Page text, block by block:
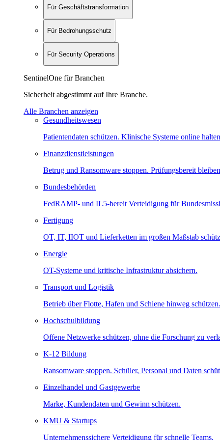
Für Geschäftstransformation
Für Bedrohungsschutz
Für Security Operations
SentinelOne für Branchen
Sicherheit abgestimmt auf Ihre Branche.
Alle Branchen anzeigen
Gesundheitswesen
Patientendaten schützen. Klinische Systeme online
Finanzdienstleistungen
Betrug und Ransomware stoppen. Prüfungsbereit
Bundesbehörden
FedRAMP- und IL5-bereit Verteidigung für
Fertigung
OT, IT, IIOT und Lieferketten im großen Maßstab
Energie
OT-Systeme und kritische Infrastruktur absichern.
Transport und Logistik
Betrieb über Flotte, Hafen und Schiene hinweg schützen.
Hochschulbildung
Offene Netzwerke schützen, ohne die Forschung zu
K-12 Bildung
Ransomware stoppen. Schüler, Personal und Daten
Einzelhandel und Gastgewerbe
Marke, Kundendaten und Gewinn schützen.
KMU & Startups
Unternehmenssichere Verteidigung für schnelle Teams.